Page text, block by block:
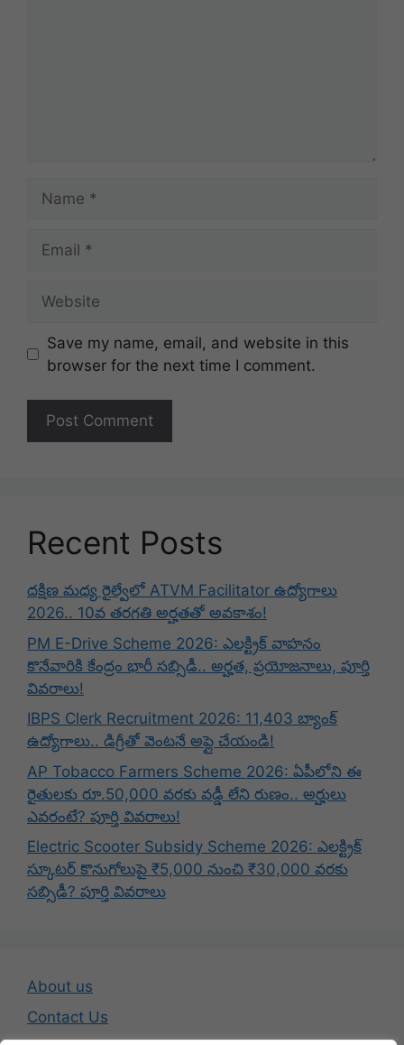
Save my name, email, and website in this
browser for the next time I comment.
Recent Posts
దక్షిణ మధ్య రైల్వేలో ATVM Facilitator ఉద్యోగాలు
2026.. 10వ తరగతి అర్హతతో అవకాశం!
PM E-Drive Scheme 2026: ఎలక్ట్రిక్ వాహనం
కొనేవారికి కేంద్రం భారీ సబ్సిడీ.. అర్హత, ప్రయోజనాలు, పూర్తి
వివరాలు!
IBPS Clerk Recruitment 2026: 11,403 బ్యాంక్
ఉద్యోగాలు.. డిగ్రీతో వెంటనే అప్లై చేయండి!
AP Tobacco Farmers Scheme 2026: ఏపీలోని ఈ
రైతులకు రూ.50,000 వరకు వడ్డీ లేని రుణం.. అర్హులు
ఎవరంటే? పూర్తి వివరాలు!
Electric Scooter Subsidy Scheme 2026: ఎలక్ట్రిక్
స్కూటర్ కొనుగోలుపై ₹5,000 నుంచి ₹30,000 వరకు
సబ్సిడీ? పూర్తి వివరాలు
About us
Contact Us